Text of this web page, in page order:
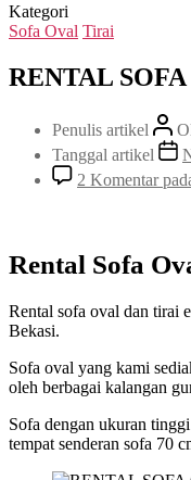
Kategori
Sofa Oval Tirai
RENTAL
Penulis artikel
Tanggal artikel
2 Komentar
Rental Sofa
Rental sofa oval dan tirai
Bekasi.
Sofa oval yang kami
oleh berbagai kalangan
Sofa dengan ukuran
tempat senderan sofa 70